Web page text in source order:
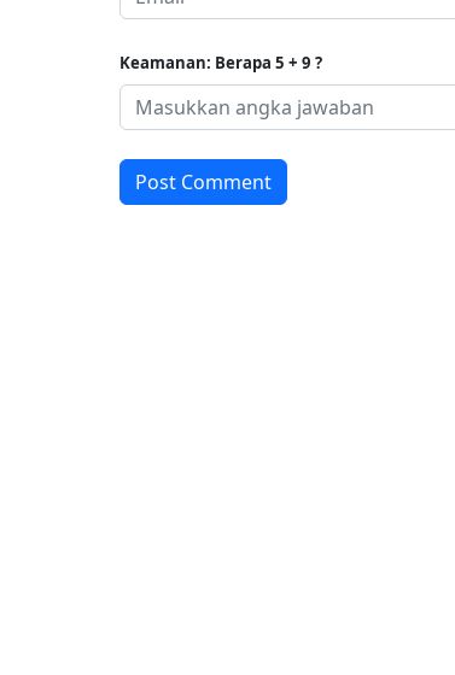
Keamanan: Berapa 5 + 9 ?
Post Comment